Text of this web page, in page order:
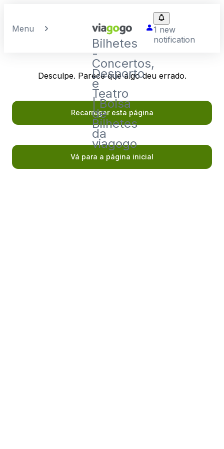
Menu
Bilhetes
-
Concertos,
Desporto
e
Teatro
| Bolsa
de
Bilhetes
da
viagogo
1 new
notification
Desculpe. Parece que algo deu errado.
Recarregar esta página
Vá para a página inicial